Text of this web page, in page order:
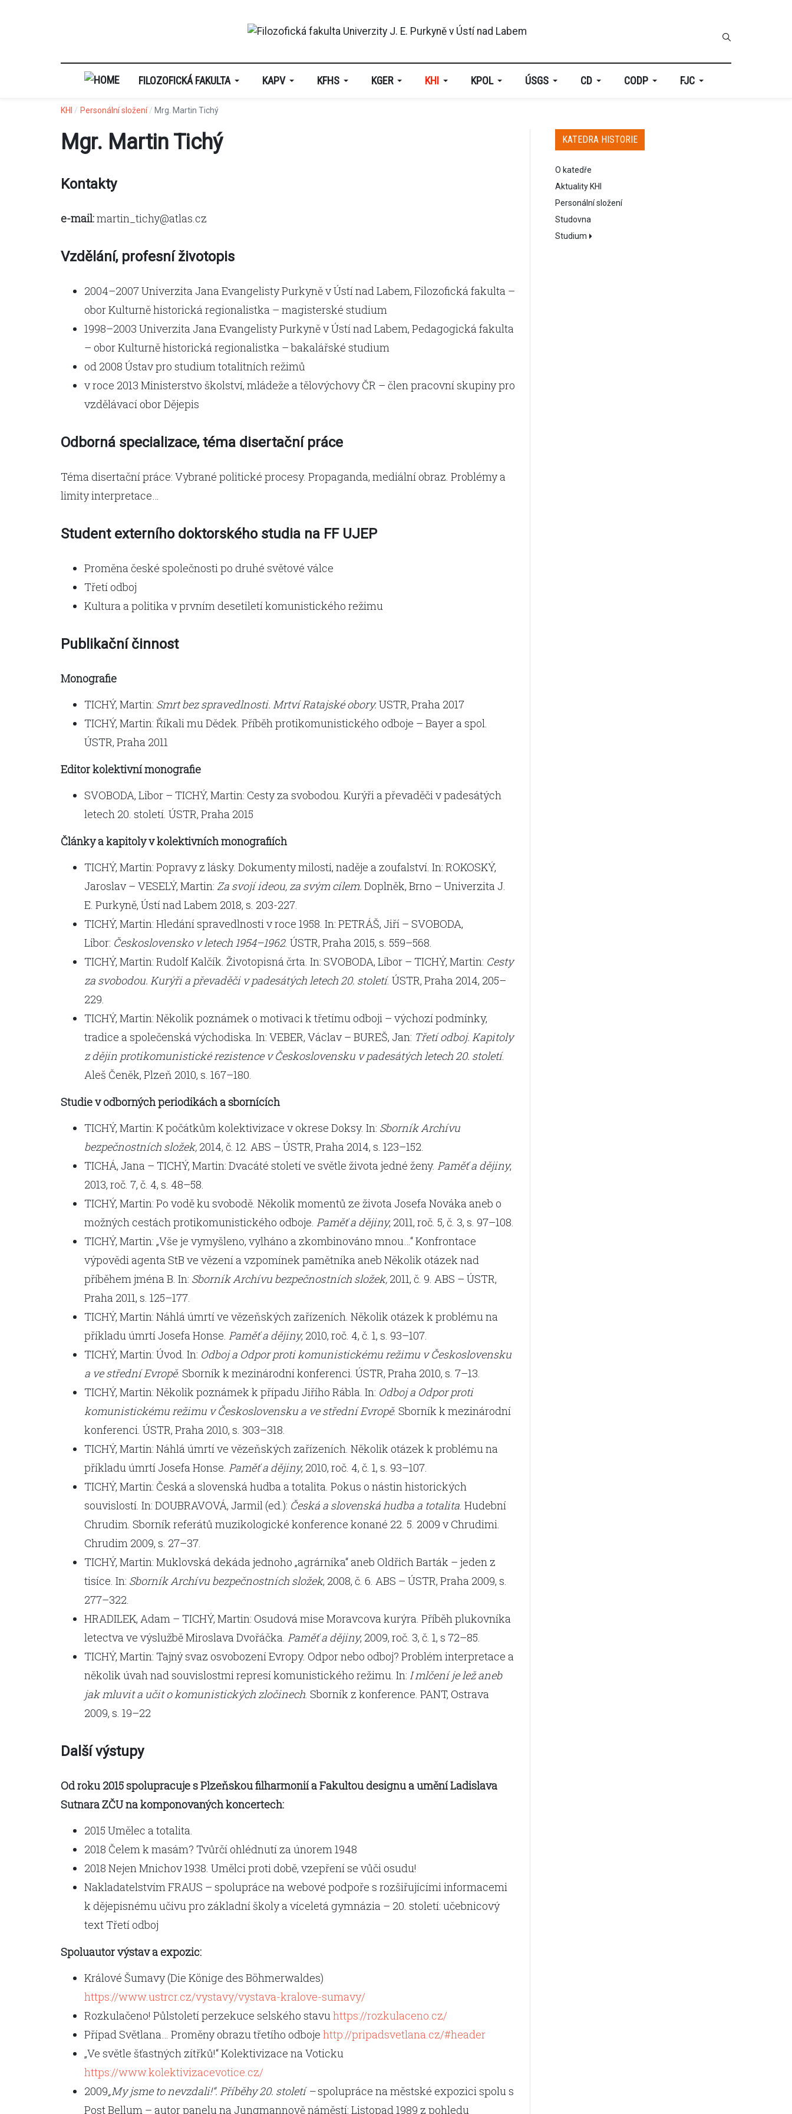
FILOZOFICKÁ FAKULTA KAPV KFHS KGER KHI KPOL ÚSGS CD CODP FJC
KHI Personální složení Mrg. Martin Tichý
Mgr. Martin Tichý
Kontakty
e-mail:martin_tichy@atlas.cz
Vzdělání, profesní životopis
2004–2007 Univerzita Jana Evangelisty Purkyně v Ústí nad Labem, Filozofická fakulta –
obor Kulturně historická regionalistka – magisterské studium
1998–2003 Univerzita Jana Evangelisty Purkyně v Ústí nad Labem, Pedagogická fakulta
– obor Kulturně historická regionalistka – bakalářské studium
od 2008 Ústav pro studium totalitních režimů
v roce 2013 Ministerstvo školství, mládeže a tělovýchovy ČR – člen pracovní skupiny pro
vzdělávací obor Dějepis
Odborná specializace, téma disertační práce
Téma disertační práce: Vybrané politické procesy. Propaganda, mediální obraz. Problémy a
limity interpretace…
Student externího doktorského studia na FF UJEP
Proměna české společnosti po druhé světové válce
Třetí odboj
Kultura a politika v prvním desetiletí komunistického režimu
Publikační činnost
Monografie
TICHÝ, Martin: Smrt bez spravedlnosti. Mrtví Ratajské obory.USTR, Praha 2017
TICHÝ, Martin: Říkali mu Dědek. Příběh protikomunistického odboje – Bayer a spol.
ÚSTR, Praha 2011
Editor kolektivní monografie
SVOBODA, Libor – TICHÝ, Martin: Cesty za svobodou. Kurýři a převaděči v padesátých
letech 20. století. ÚSTR, Praha 2015
Články a kapitoly v kolektivních monografiích
TICHÝ, Martin: Popravy z lásky. Dokumenty milosti, naděje a zoufalství. In: ROKOSKÝ,
Jaroslav – VESELÝ, Martin: Za svojí ideou, za svým cílem. Doplněk, Brno – Univerzita J.
E. Purkyně, Ústí nad Labem 2018, s. 203-227.
TICHÝ, Martin: Hledání spravedlnosti v roce 1958. In: PETRÁŠ, Jiří – SVOBODA,
Libor: Československo v letech 1954–1962. ÚSTR, Praha 2015, s. 559–568.
TICHÝ, Martin: Rudolf Kalčík. Životopisná črta. In: SVOBODA, Libor – TICHÝ, Martin: Cesty
za svobodou. Kurýři a převaděči v padesátých letech 20. století. ÚSTR, Praha 2014, 205–
229.
TICHÝ, Martin: Několik poznámek o motivaci k třetímu odboji – výchozí podmínky,
tradice a společenská východiska. In: VEBER, Václav – BUREŠ, Jan: Třetí odboj. Kapitoly
z dějin protikomunistické rezistence v Československu v padesátých letech 20. století.
Aleš Čeněk, Plzeň 2010, s. 167–180.
Studie v odborných periodikách a sbornících
TICHÝ, Martin: K počátkům kolektivizace v okrese Doksy. In: Sborník Archívu
bezpečnostních složek, 2014, č. 12. ABS – ÚSTR, Praha 2014, s. 123–152.
TICHÁ, Jana – TICHÝ, Martin: Dvacáté století ve světle života jedné ženy. Paměť a dějiny,
2013, roč. 7, č. 4, s. 48–58.
TICHÝ, Martin: Po vodě ku svobodě. Několik momentů ze života Josefa Nováka aneb o
možných cestách protikomunistického odboje. Paměť a dějiny, 2011, roč. 5, č. 3, s. 97–108.
TICHÝ, Martin: „Vše je vymyšleno, vylháno a zkombinováno mnou…“ Konfrontace
výpovědi agenta StB ve vězení a vzpomínek pamětníka aneb Několik otázek nad
příběhem jména B. In: Sborník Archívu bezpečnostních složek, 2011, č. 9. ABS – ÚSTR,
Praha 2011, s. 125–177.
TICHÝ, Martin: Náhlá úmrtí ve vězeňských zařízeních. Několik otázek k problému na
příkladu úmrtí Josefa Honse. Paměť a dějiny, 2010, roč. 4, č. 1, s. 93–107.
TICHÝ, Martin: Úvod. In: Odboj a Odpor proti komunistickému režimu v Československu
a ve střední Evropě. Sborník k mezinárodní konferenci. ÚSTR, Praha 2010, s. 7–13.
TICHÝ, Martin: Několik poznámek k případu Jiřího Rábla. In: Odboj a Odpor proti
komunistickému režimu v Československu a ve střední Evropě. Sborník k mezinárodní
konferenci. ÚSTR, Praha 2010, s. 303–318.
TICHÝ, Martin: Náhlá úmrtí ve vězeňských zařízeních. Několik otázek k problému na
příkladu úmrtí Josefa Honse. Paměť a dějiny, 2010, roč. 4, č. 1, s. 93–107.
TICHÝ, Martin: Česká a slovenská hudba a totalita. Pokus o nástin historických
souvislostí. In: DOUBRAVOVÁ, Jarmil (ed.): Česká a slovenská hudba a totalita. Hudební
Chrudim. Sborník referátů muzikologické konference konané 22. 5. 2009 v Chrudimi.
Chrudim 2009, s. 27–37.
TICHÝ, Martin: Muklovská dekáda jednoho „agrárníka“ aneb Oldřich Barták – jeden z
tisíce. In: Sborník Archívu bezpečnostních složek, 2008, č. 6. ABS – ÚSTR, Praha 2009, s.
277–322.
HRADILEK, Adam – TICHÝ, Martin: Osudová mise Moravcova kurýra. Příběh plukovníka
letectva ve výslužbě Miroslava Dvořáčka. Paměť a dějiny, 2009, roč. 3, č. 1, s 72–85.
TICHÝ, Martin: Tajný svaz osvobození Evropy. Odpor nebo odboj? Problém interpretace a
několik úvah nad souvislostmi represí komunistického režimu. In: I mlčení je lež aneb
jak mluvit a učit o komunistických zločinech. Sborník z konference. PANT, Ostrava
2009, s. 19–22
Další výstupy
Od roku 2015 spolupracuje s Plzeňskou filharmonií a Fakultou designu a umění Ladislava
Sutnara ZČU na komponovaných koncertech:
2015 Umělec a totalita.
2018 Čelem k masám? Tvůrčí ohlédnutí za únorem 1948
2018 Nejen Mnichov 1938. Umělci proti době, vzepření se vůči osudu!
Nakladatelstvím FRAUS – spolupráce na webové podpoře s rozšiřujícími informacemi
k dějepisnému učivu pro základní školy a víceletá gymnázia – 20. století: učebnicový
text Třetí odboj
Spoluautor výstav a expozic:
Králové Šumavy (Die Könige des Böhmerwaldes)
https://www.ustrcr.cz/vystavy/vystava-kralove-sumavy/
Rozkulačeno! Půlstoletí perzekuce selského stavuhttps://rozkulaceno.cz/
Případ Světlana… Proměny obrazu třetího odboje http://pripadsvetlana.cz/#header
„Ve světle šťastných zítřků!“ Kolektivizace na Voticku
https://www.kolektivizacevotice.cz/
2009„My jsme to nevzdali!“. Příběhy 20. století –spolupráce na městské expozici spolu s
Post Bellum – autor panelu na Jungmannově náměstí: Listopad 1989 z pohledu
KATEDRA HISTORIE
O katedře
Aktuality KHI
Personální složení
Studovna
Studium